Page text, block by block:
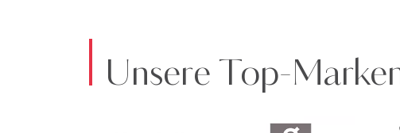
Unsere Top-